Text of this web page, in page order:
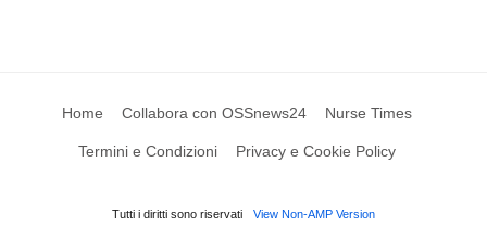
Home Collabora con OSSnews24 Nurse Times
Termini e Condizioni Privacy e Cookie Policy
Tutti i diritti sono riservati View Non-AMP Version